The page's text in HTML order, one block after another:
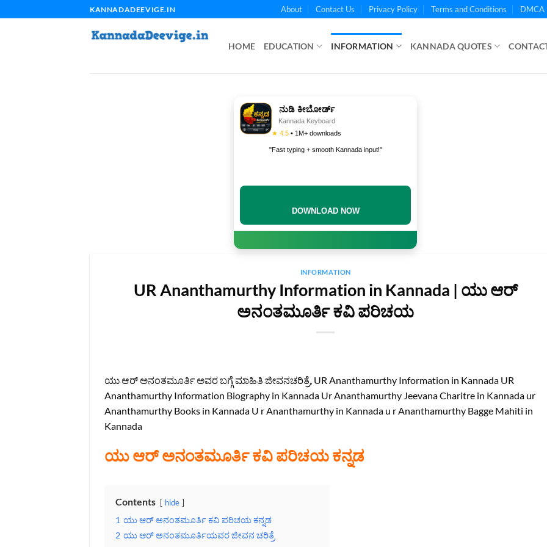
to
KANNADADEEVIGE.IN About Contact Us Privacy Policy Terms and Conditions DMCA
HOME EDUCATION INFORMATION KANNADA QUOTES
ನುಡಿ ಕೀಬೋರ್ಡ್
Kannada Keyboard
★ 4.5 • 1M+ downloads
"Fast typing + smooth Kannada input!"
DOWNLOAD NOW
INFORMATION
UR Ananthamurthy Information in Kannada | ಯು ಆರ್
ಅನಂತಮೂರ್ತಿ ಕವಿ ಪರಿಚಯ
ಯು ಆರ್ ಅನಂತಮೂರ್ತಿ ಅವರ ಬಗ್ಗೆ ಮಾಹಿತಿ ಜೀವನಚರಿತ್ರೆ, UR Ananthamurthy Information in Kannada UR
Ananthamurthy Information Biography in Kannada Ur Ananthamurthy Jeevana Charitre in Kannada ur
Ananthamurthy Books in Kannada U r Ananthamurthy in Kannada u r Ananthamurthy Bagge Mahiti in
Kannada
ಯು ಆರ್ ಅನಂತಮೂರ್ತಿ ಕವಿ ಪರಿಚಯ ಕನ್ನಡ
Contents hide
1 ಯು ಆರ್ ಅನಂತಮೂರ್ತಿ ಕವಿ ಪರಿಚಯ ಕನ್ನಡ
2 ಯು ಆರ್ ಅನಂತಮೂರ್ತಿಯವರ ಜೀವನ ಚರಿತ್ರೆ